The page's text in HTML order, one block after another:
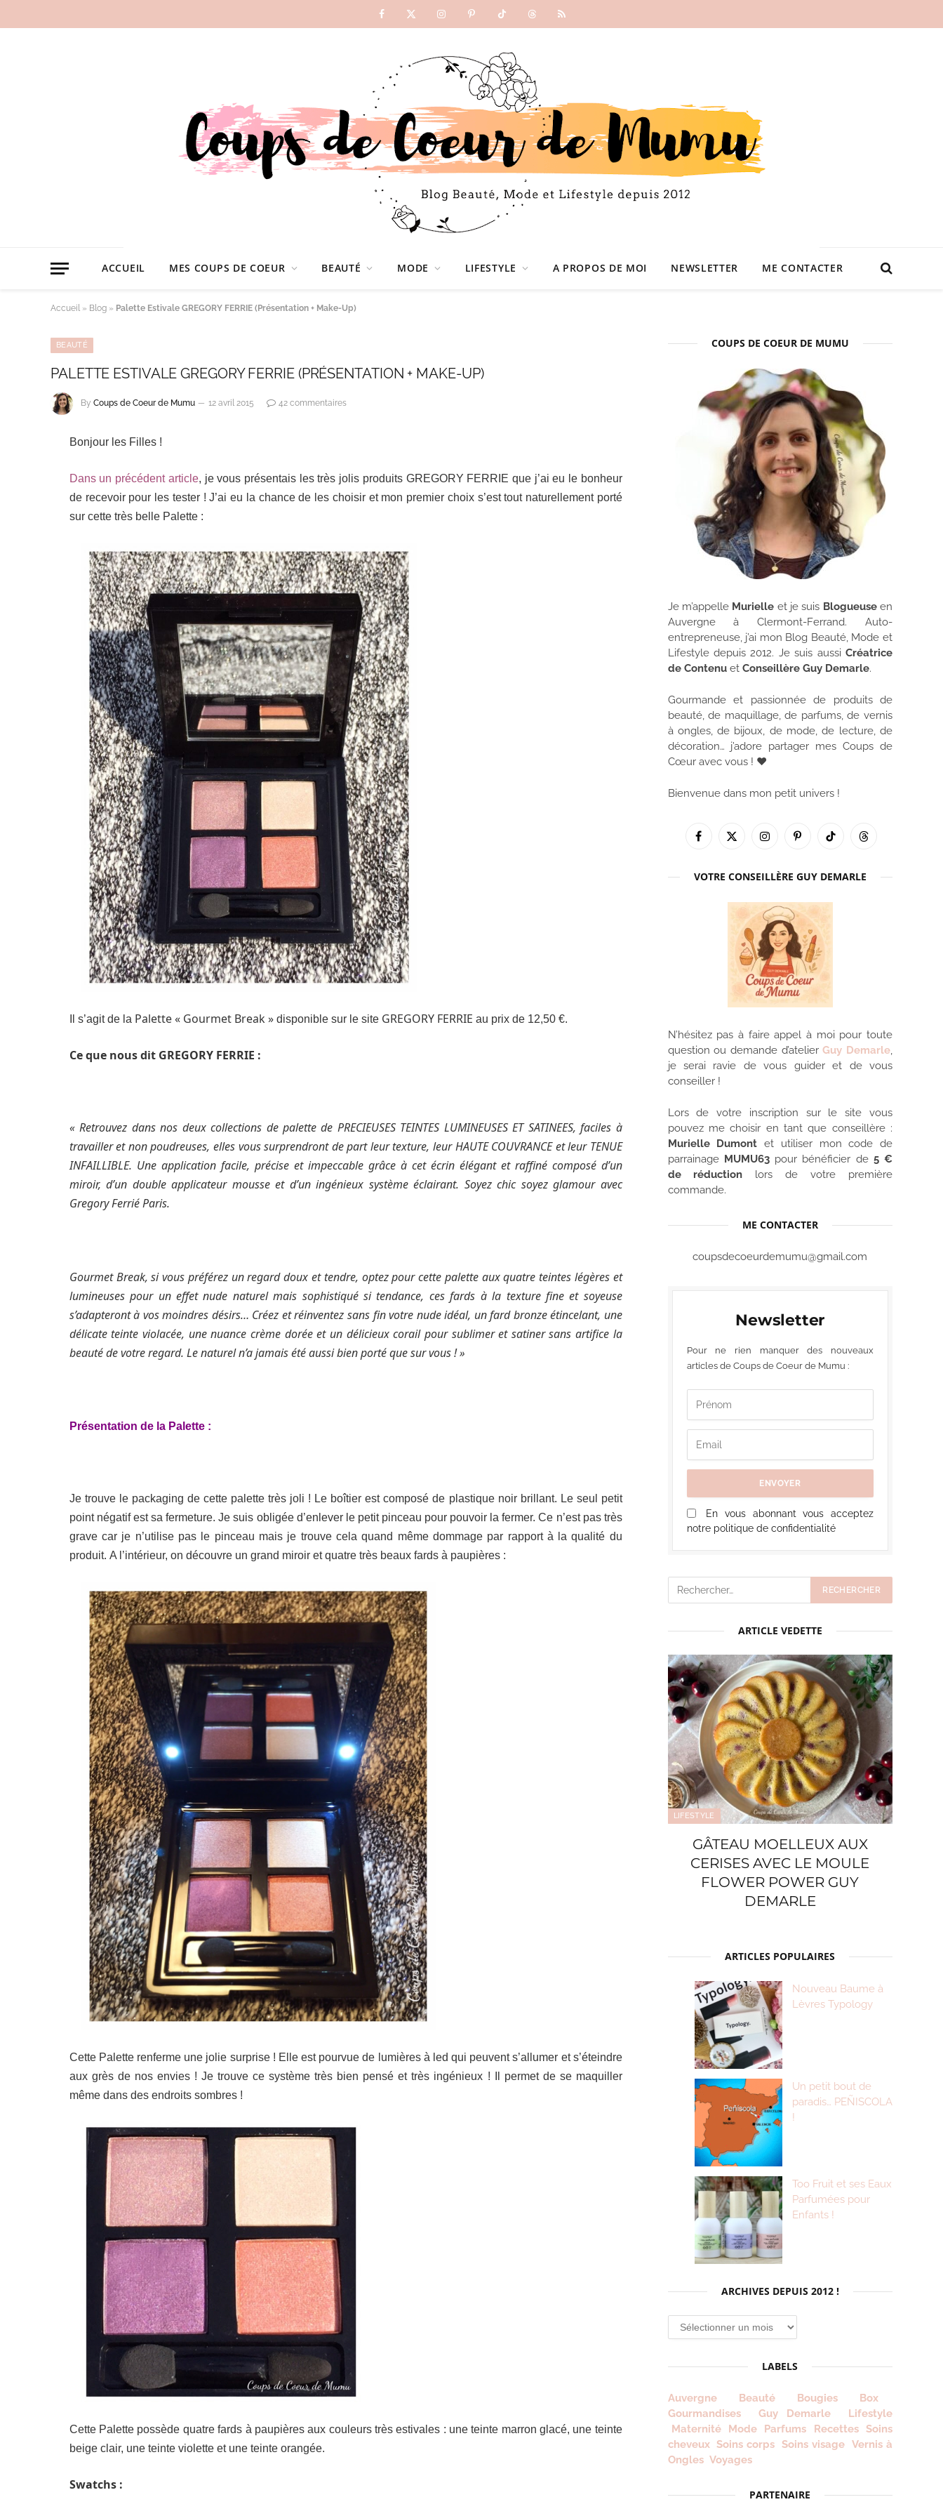
Facebook
X
InstagramPinterestTikTokThreadsRSS
ACCUEIL MES COUPS DE COEUR BEAUTÉ MODE LIFESTYLE A PROPOS DE MOI NEWSLETTER ME CONTACTER
Accueil » Blog » Palette Estivale GREGORY FERRIE (Présentation + Make-Up)
BEAUTÉ
PALETTE ESTIVALE GREGORY FERRIE (PRÉSENTATION + MAKE-UP)
By Coups de Coeur de Mumu 12 avril 2015 42 commentaires
Bonjour les Filles !
Dans un précédent article, je vous présentais les très jolis produits GREGORY FERRIE que j’ai eu le bonheur
de recevoir pour les tester ! J’ai eu la chance de les choisir et mon premier choix s’est tout naturellement porté
sur cette très belle Palette :
Il s’agit de la Palette « Gourmet Break »disponible sur le site GREGORY FERRIE au prix de 12,50 €.
Ce que nous dit GREGORY FERRIE :
« Retrouvez dans nos deux collections de palette de PRECIEUSES TEINTES LUMINEUSES ET SATINEES, faciles à
travailler et non poudreuses, elles vous surprendront de part leur texture, leur HAUTE COUVRANCE et leur TENUE
INFAILLIBLE. Une application facile, précise et impeccable grâce à cet écrin élégant et raffiné composé d’un
miroir, d’un double applicateur mousse et d’un ingénieux système éclairant. Soyez chic soyez glamour avec
Gregory Ferrié Paris.
Gourmet Break, si vous préférez un regard doux et tendre, optez pour cette palette aux quatre teintes légères et
lumineuses pour un effet nude naturel mais sophistiqué si tendance, ces fards à la texture fine et soyeuse
s’adapteront à vos moindres désirs… Créez et réinventez sans fin votre nude idéal, un fard bronze étincelant, une
délicate teinte violacée, une nuance crème dorée et un délicieux corail pour sublimer et satiner sans artifice la
beauté de votre regard. Le naturel n’a jamais été aussi bien porté que sur vous ! »
Présentation de la Palette :
Je trouve le packaging de cette palette très joli ! Le boîtier est composé de plastique noir brillant. Le seul petit
point négatif est sa fermeture. Je suis obligée d’enlever le petit pinceau pour pouvoir la fermer. Ce n’est pas très
grave car je n’utilise pas le pinceau mais je trouve cela quand même dommage par rapport à la qualité du
produit. A l’intérieur, on découvre un grand miroir et quatre très beaux fards à paupières :
Cette Palette renferme une jolie surprise ! Elle est pourvue de lumières à led qui peuvent s’allumer et s’éteindre
aux grès de nos envies ! Je trouve ce système très bien pensé et très ingénieux ! Il permet de se maquiller
même dans des endroits sombres !
Cette Palette possède quatre fards à paupières aux couleurs très estivales : une teinte marron glacé, une teinte
beige clair, une teinte violette et une teinte orangée.
Swatchs :
COUPS DE COEUR DE MUMU
Je m’appelle Murielle et je suis Blogueuseen
Auvergne à Clermont-Ferrand. Auto-
entrepreneuse, j’ai mon Blog Beauté, Mode et
Lifestyle depuis 2012. Je suis aussi Créatrice
de Contenuet Conseillère Guy Demarle.
Gourmande et passionnée de produits de
beauté, de maquillage, de parfums, de vernis
à ongles, de bijoux, de mode, de lecture, de
décoration… j’adore partager mes Coups de
Cœur avec vous ! ♥
Bienvenue dans mon petit univers !
Facebook
X
InstagramPinterestTikTok Threads
VOTRE CONSEILLÈRE GUY DEMARLE
N’hésitez pas à faire appel à moi pour toute
question ou demande d’atelierGuy Demarle,
je serai ravie de vous guider et de vous
conseiller !
Lors de votre inscription sur le site vous
pouvez me choisir en tant que conseillère :
Murielle Dumont et utiliser mon code de
parrainage MUMU63pour bénéficier de 5 €
de réduction lors de votre première
commande.
ME CONTACTER
coupsdecoeurdemumu@gmail.com
Newsletter
Pour ne rien manquer des nouveaux
articles de Coups de Coeur de Mumu :
En vous abonnant vous acceptez
notre politique de confidentialité
ARTICLE VEDETTE
LIFESTYLE
GÂTEAU MOELLEUX AUX
CERISES AVEC LE MOULE
FLOWER POWER GUY
DEMARLE
ARTICLES POPULAIRES
Nouveau Baume à
Lèvres Typology
Un petit bout de
paradis… PEÑISCOLA
!
Too Fruit et ses Eaux
Parfumées pour
Enfants !
ARCHIVES DEPUIS 2012 !
Archives
depuis
!
LABELS
Auvergne Beauté Bougies
Box
Gourmandises
Guy Demarle
Lifestyle
Maternité
Mode Parfums Recettes Soins
cheveux Soins corps Soins visage Vernis à
Ongles Voyages
PARTENAIRE